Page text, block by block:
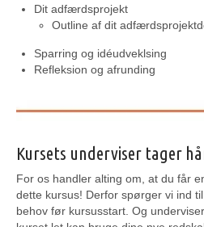
Dit adfærdsprojekt
Outline af dit
Sparring og idéudveklsing
Refleksion og afrunding
Kursets underviser tager
For os handler alting om, at du får
dette kursus! Derfor spørger vi ind
behov før kursusstart. Og